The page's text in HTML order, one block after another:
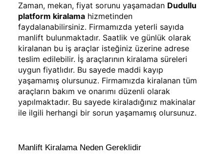
Zaman, mekan, fiyat sorunu yaşamadan Dudullu
platform kiralamahizmetinden
faydalanabilirsiniz. Firmamızda yeterli sayıda
manlift bulunmaktadır. Saatlik ve günlük olarak
kiralanan bu iş araçlar isteğiniz üzerine adrese
teslim edilebilir. İş araçlarının kiralama süreleri
uygun fiyatlıdır. Bu sayede maddi kayıp
yaşamamış olursunuz. Firmamızda kiralanan tüm
araçların bakım ve onarımı düzenli olarak
yapılmaktadır. Bu sayede kiraladığınız makinalar
ile ilgili herhangi bir sorun yaşamamış olursunuz.
Manlift Kiralama Neden Gereklidir